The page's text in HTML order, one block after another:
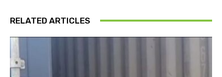
RELATED ARTICLES